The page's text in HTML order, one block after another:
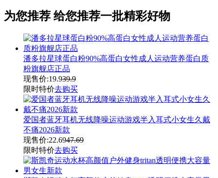
为您推荐 给您推荐一批精彩好物
潘多拉星球蛋白粉90%高蛋白女性成人运动营养蛋白质
粉旗舰店正品
现售价:19.939.9
限时特价去购买
爱国者蓝牙耳机无线降噪运动游戏半入耳式小女生久戴
不痛2026新款
现售价:22.6947.69
限时特价去购买